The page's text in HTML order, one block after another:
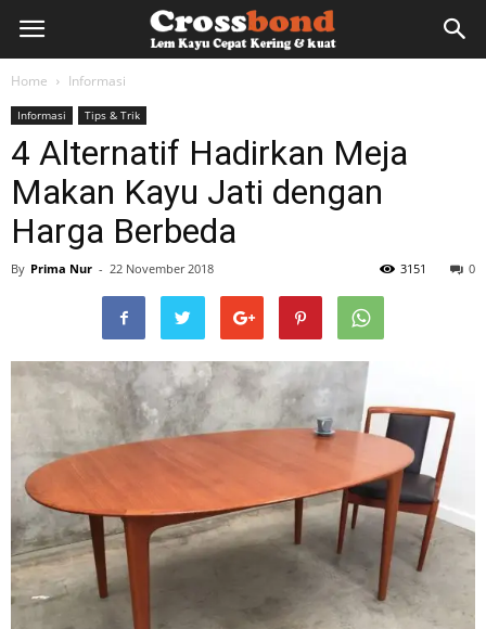
lemkayu.net
Lem
Kertas,
Vinyl
Home Informasi
Informasi Tips & Trik
4 Alternatif Hadirkan Meja
Makan Kayu Jati dengan
Harga Berbeda
By Prima Nur - 22 November 2018 0
3151